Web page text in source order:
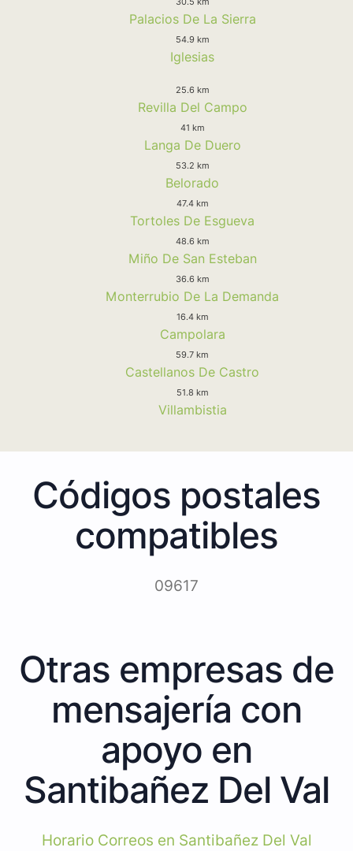
Palacios De La Sierra
54.9 km
Iglesias
25.6 km
Revilla Del Campo
41 km
Langa De Duero
53.2 km
Belorado
47.4 km
Tortoles De Esgueva
48.6 km
Miño De San Esteban
36.6 km
Monterrubio De La Demanda
16.4 km
Campolara
59.7 km
Castellanos De Castro
51.8 km
Villambistia
Códigos postales
compatibles
09617
Otras empresas de
mensajería con
apoyo en
Santibañez Del Val
Horario Correos en Santibañez Del Val